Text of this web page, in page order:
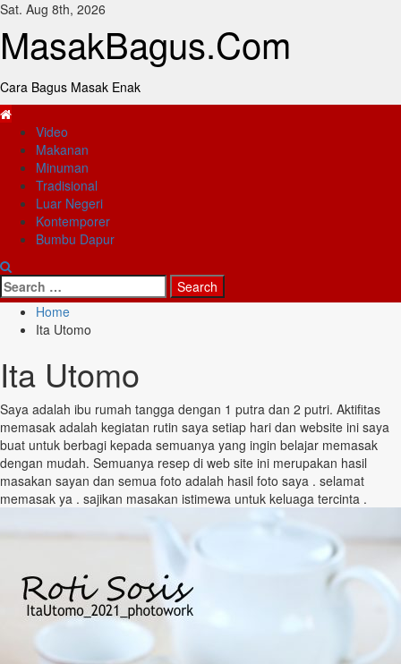
Skip
content
Sat. Aug 8th, 2026
MasakBagus.Com
Cara Bagus Masak Enak
Primary
Menu
Video
Makanan
Minuman
Tradisional
Luar Negeri
Kontemporer
Bumbu Dapur
Search
for:
Home
Ita Utomo
Ita Utomo
Saya adalah ibu rumah tangga dengan 1 putra dan 2 putri. Aktifitas
memasak adalah kegiatan rutin saya setiap hari dan website ini saya
buat untuk berbagi kepada semuanya yang ingin belajar memasak
dengan mudah. Semuanya resep di web site ini merupakan hasil
masakan sayan dan semua foto adalah hasil foto saya . selamat
memasak ya . sajikan masakan istimewa untuk keluaga tercinta .